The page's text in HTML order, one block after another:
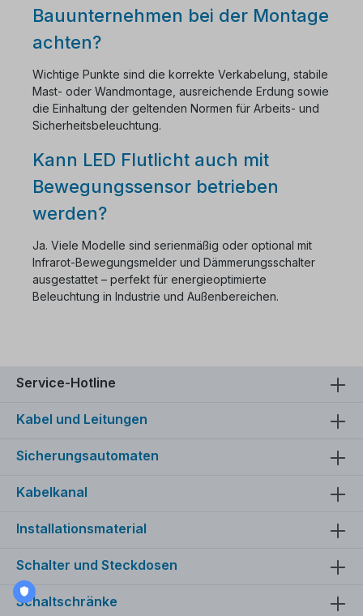
Bauunternehmen bei der Montage
achten?
Wichtige Punkte sind die korrekte Verkabelung, stabile
Mast- oder Wandmontage, ausreichende Erdung sowie
die Einhaltung der geltenden Normen für Arbeits- und
Sicherheitsbeleuchtung.
Kann LED Flutlicht auch mit
Bewegungssensor betrieben
werden?
Ja. Viele Modelle sind serienmäßig oder optional mit
Infrarot-Bewegungsmelder und Dämmerungsschalter
ausgestattet – perfekt für energieoptimierte
Beleuchtung in Industrie und Außenbereichen.
Service-Hotline
Kabel und Leitungen
Sicherungsautomaten
Kabelkanal
Installationsmaterial
Schalter und Steckdosen
Schaltschränke